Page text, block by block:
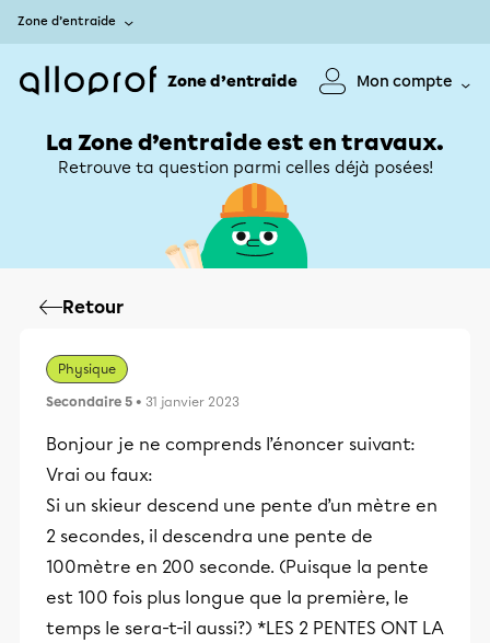
Zone d’entraide
Zone d’entraide Mon compte
La Zone d’entraide est en travaux.
Retrouve ta question parmi celles déjà posées!
Retour
Physique
Secondaire 5 • 31 janvier 2023
Bonjour je ne comprends l’énoncer suivant:
Vrai ou faux:
Si un skieur descend une pente d’un mètre en
2 secondes, il descendra une pente de
100mètre en 200 seconde. (Puisque la pente
est 100 fois plus longue que la première, le
temps le sera-t-il aussi?) *LES 2 PENTES ONT LA